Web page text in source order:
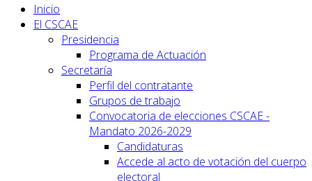
Inicio
El CSCAE
Presidencia
Programa de Actuación
Secretaría
Perfil del contratante
Grupos de trabajo
Convocatoria de elecciones CSCAE -
Mandato 2026-2029
Candidaturas
Accede al acto de votación del cuerpo
electoral